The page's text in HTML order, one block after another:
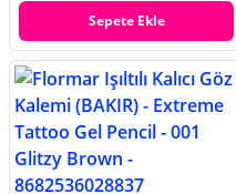
Sepete Ekle